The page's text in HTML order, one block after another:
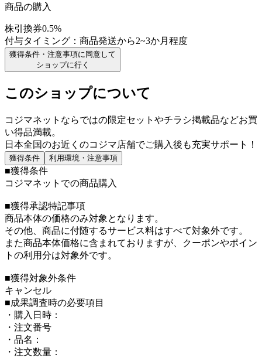
商品の購入
株引換券0.5%
付与タイミング： 商品発送から2~3か月程度
獲得条件・注意事項に同意して
ショップに行く
このショップについて
コジマネットならではの限定セットやチラシ掲載品などお買
い得品満載。
日本全国のお近くのコジマ店舗でご購入後も充実サポート！
獲得条件 利用環境・注意事項
■獲得条件
コジマネットでの商品購入
■獲得承認特記事項
商品本体の価格のみ対象となります。
その他、商品に付随するサービス料はすべて対象外です。
また商品本体価格に含まれておりますが、クーポンやポイン
トの利用分は対象外です。
■獲得対象外条件
キャンセル
■成果調査時の必要項目
・購入日時：
・注文番号
・品名：
・注文数量：